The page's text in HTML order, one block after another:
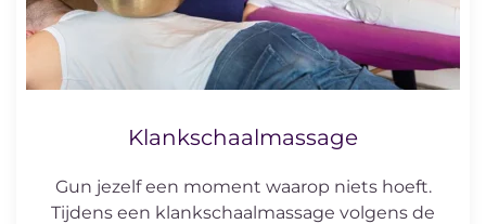
Klankschaalmassage
Gun jezelf een moment waarop niets hoeft.
Tijdens een klankschaalmassage volgens de